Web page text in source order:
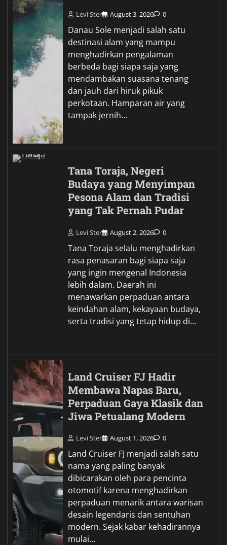
Levi Ster August 3, 2026 0
Danau Sole menjadi salah satu
destinasi alam yang mampu
menghadirkan pengalaman
berbeda bagi siapa saja yang
mendambakan suasana tenang
dan jauh dari hiruk pikuk
perkotaan. Hamparan air yang
tampak jernih…
Tana Toraja, Negeri
Budaya yang Menyimpan
Pesona Alam dan Tradisi
yang Tak Pernah Pudar
Levi Ster August 2, 2026 0
Tana Toraja selalu menghadirkan
rasa penasaran bagi siapa saja
yang ingin mengenal Indonesia
lebih dalam. Daerah ini
menawarkan perpaduan antara
keindahan alam, kekayaan budaya,
serta tradisi yang tetap hidup di…
Land Cruiser FJ Hadir
Membawa Napas Baru,
Perpaduan Gaya Klasik dan
Jiwa Petualang Modern
Levi Ster August 1, 2026 0
Land Cruiser FJ menjadi salah satu
nama yang paling banyak
dibicarakan oleh para pencinta
otomotif karena menghadirkan
perpaduan menarik antara warisan
desain legendaris dan sentuhan
modern. Sejak kabar kehadirannya
mulai…